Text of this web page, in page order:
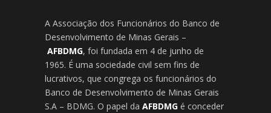
A Associação dos Funcionários do Banco de
Desenvolvimento de Minas Gerais –
AFBDMG, foi fundada em 4 de junho de
1965. É uma sociedade civil sem fins de
lucrativos, que congrega os funcionários do
Banco de Desenvolvimento de Minas Gerais
S.A – BDMG. O papel da AFBDMG é conceder